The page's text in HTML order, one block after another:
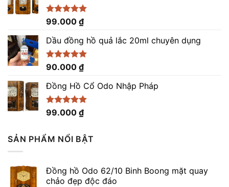
Được xếp
5.00
5 sao
99.000 ₫
Dầu đồng hồ quả lắc 20ml chuyên dụng
Được xếp
5.00
5 sao
90.000 ₫
Đồng Hồ Cổ Odo Nhập Pháp
Được xếp
4.96
99.000 ₫
SẢN PHẨM NỔI BẬT
Đồng hồ Odo 62/10 Binh Boong mặt quay
chảo đẹp độc đáo